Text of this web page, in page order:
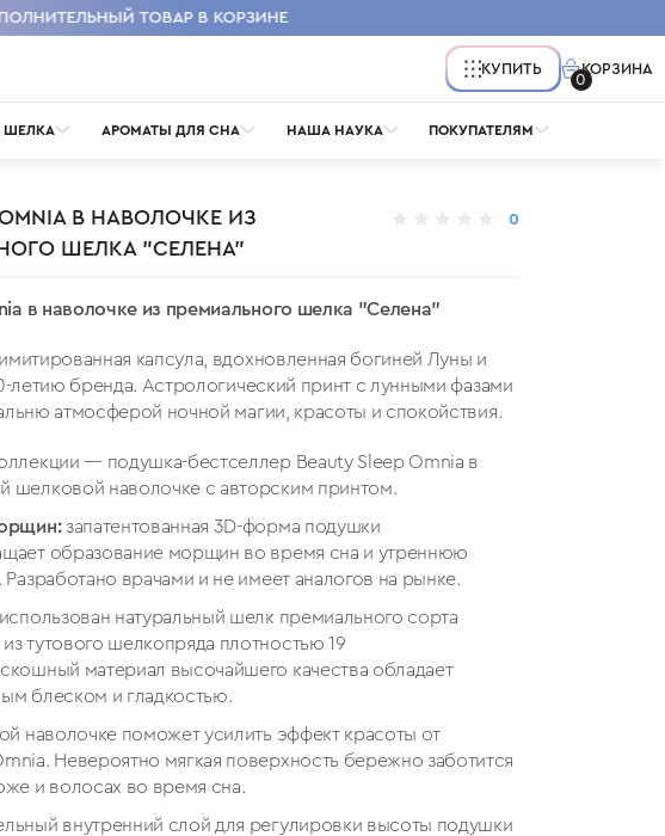
В КОРЗИНЕ
КУПИТЬ
0
КОРЗИНА
ШЕЛКА АРОМАТЫ ДЛЯ СНА НАША НАУКА ПОКУПАТЕЛЯМ
В НАВОЛОЧКЕ ИЗ
ШЕЛКА "СЕЛЕНА"
0
в наволочке из премиального шелка "Селена"
капсула, вдохновленная богиней Луны и
летию бренда. Астрологический принт с лунными фазами
атмосферой ночной магии, красоты и спокойствия.
— подушка-бестселлер Beauty Sleep Omnia в
шелковой наволочке с авторским принтом.
запатентованная 3D-форма подушки
образование морщин во время сна и утреннюю
Разработано врачами и не имеет аналогов на рынке.
натуральный шелк премиального сорта
тутового шелкопряда плотностью 19
материал высочайшего качества обладает
блеском и гладкостью.
наволочке поможет усилить эффект красоты от
Невероятно мягкая поверхность бережно заботится
и волосах во время сна.
внутренний слой для регулировки высоты подушки